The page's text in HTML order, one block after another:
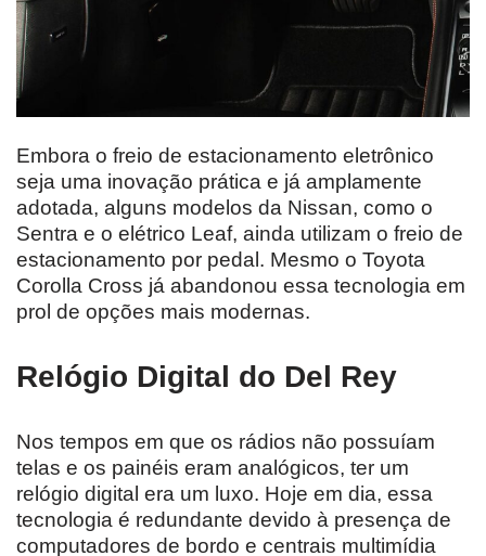
Embora o freio de estacionamento eletrônico
seja uma inovação prática e já amplamente
adotada, alguns modelos da Nissan, como o
Sentra e o elétrico Leaf, ainda utilizam o freio de
estacionamento por pedal. Mesmo o Toyota
Corolla Cross já abandonou essa tecnologia em
prol de opções mais modernas.
Relógio Digital do Del Rey
Nos tempos em que os rádios não possuíam
telas e os painéis eram analógicos, ter um
relógio digital era um luxo. Hoje em dia, essa
tecnologia é redundante devido à presença de
computadores de bordo e centrais multimídia